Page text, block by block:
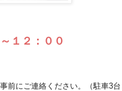
１２：００
前にご連絡ください。（駐車3